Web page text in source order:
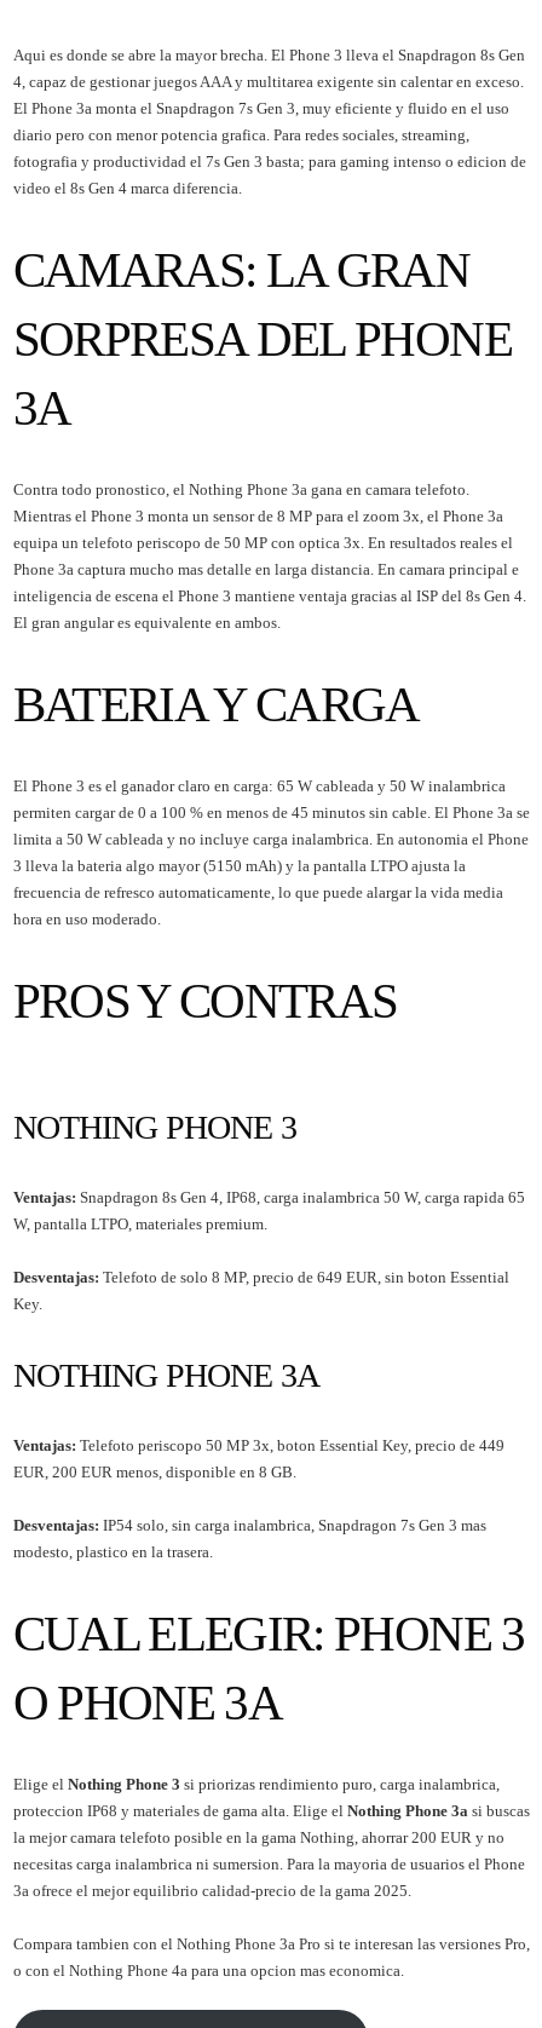
Aqui es donde se abre la mayor brecha. El Phone 3 lleva el Snapdragon 8s Gen
4, capaz de gestionar juegos AAA y multitarea exigente sin calentar en exceso.
El Phone 3a monta el Snapdragon 7s Gen 3, muy eficiente y fluido en el uso
diario pero con menor potencia grafica. Para redes sociales, streaming,
fotografia y productividad el 7s Gen 3 basta; para gaming intenso o edicion de
video el 8s Gen 4 marca diferencia.
CAMARAS: LA GRAN
SORPRESA DEL PHONE
3A
Contra todo pronostico, el Nothing Phone 3a gana en camara telefoto.
Mientras el Phone 3 monta un sensor de 8 MP para el zoom 3x, el Phone 3a
equipa un telefoto periscopo de 50 MP con optica 3x. En resultados reales el
Phone 3a captura mucho mas detalle en larga distancia. En camara principal e
inteligencia de escena el Phone 3 mantiene ventaja gracias al ISP del 8s Gen 4.
El gran angular es equivalente en ambos.
BATERIA Y CARGA
El Phone 3 es el ganador claro en carga: 65 W cableada y 50 W inalambrica
permiten cargar de 0 a 100 % en menos de 45 minutos sin cable. El Phone 3a se
limita a 50 W cableada y no incluye carga inalambrica. En autonomia el Phone
3 lleva la bateria algo mayor (5150 mAh) y la pantalla LTPO ajusta la
frecuencia de refresco automaticamente, lo que puede alargar la vida media
hora en uso moderado.
PROS Y CONTRAS
NOTHING PHONE 3
Ventajas: Snapdragon 8s Gen 4, IP68, carga inalambrica 50 W, carga rapida 65
W, pantalla LTPO, materiales premium.
Desventajas: Telefoto de solo 8 MP, precio de 649 EUR, sin boton Essential
Key.
NOTHING PHONE 3A
Ventajas: Telefoto periscopo 50 MP 3x, boton Essential Key, precio de 449
EUR, 200 EUR menos, disponible en 8 GB.
Desventajas: IP54 solo, sin carga inalambrica, Snapdragon 7s Gen 3 mas
modesto, plastico en la trasera.
CUAL ELEGIR: PHONE 3
O PHONE 3A
Elige el Nothing Phone 3 si priorizas rendimiento puro, carga inalambrica,
proteccion IP68 y materiales de gama alta. Elige el Nothing Phone 3a si buscas
la mejor camara telefoto posible en la gama Nothing, ahorrar 200 EUR y no
necesitas carga inalambrica ni sumersion. Para la mayoria de usuarios el Phone
3a ofrece el mejor equilibrio calidad-precio de la gama 2025.
Compara tambien con el Nothing Phone 3a Pro si te interesan las versiones Pro,
o con el Nothing Phone 4a para una opcion mas economica.